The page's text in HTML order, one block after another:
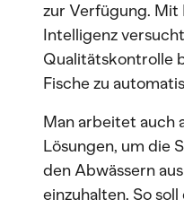
zur Verfügung. Mit
Intelligenz
Qualitätskontrolle
Fische zu
Man arbeitet auch
Lösungen, um die
den Abwässern
einzuhalten. So